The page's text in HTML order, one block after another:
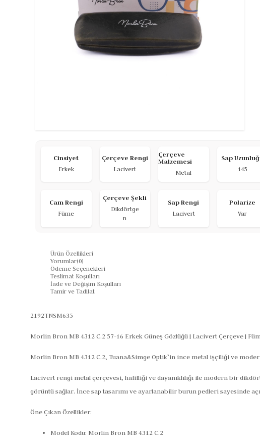
Cinsiyet
Erkek
Çerçeve Rengi
Lacivert
Çerçeve
Malzemesi
Metal
Sap
145
Cam Rengi
Füme
Çerçeve Şekli
Dikdörtge
n
Sap Rengi
Lacivert
Polarize
Var
Ürün Özellikleri
Yorumlar(0)
Ödeme Seçenekleri
Teslimat Koşulları
İade ve Değişim Koşulları
Tamir ve Tadilat
2192TNSM635
Morlin Bron MB 4312 C.2 57-16 Erkek Güneş Gözlüğü | Lacivert Çerçeve |
Morlin Bron MB 4312 C.2, Tuana&Simge Optik’in ince metal işçiliği ve
Lacivert rengi metal çerçevesi, hafifliği ve dayanıklılığı ile modern bir
görüntü sağlar. İnce sap tasarımı ve ayarlanabilir burun pedleri sayesinde
Öne Çıkan Özellikler:
Model Kodu: Morlin Bron MB 4312 C.2